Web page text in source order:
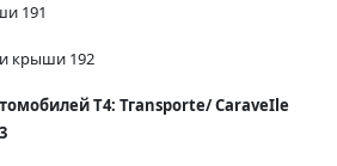
191
крыши 192
Т4: Тгаnsporte/ СаraveIle